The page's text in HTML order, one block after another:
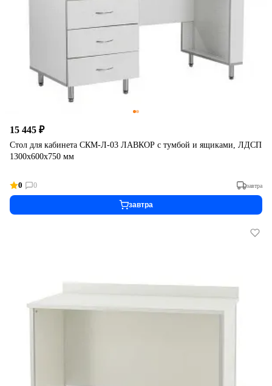
15 445 ₽
Стол для кабинета СКМ-Л-03 ЛАВКОР с тумбой и ящиками, ЛДСП
1300х600х750 мм
0 0 завтра
завтра